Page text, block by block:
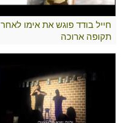
חייל בודד פוגש את אימו לאחר
תקופה ארוכה